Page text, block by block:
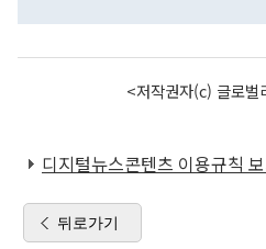
<저작권자(c) 글로
디지털뉴스콘텐츠 이용규칙
뒤로가기